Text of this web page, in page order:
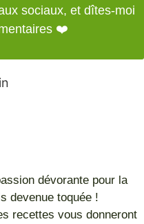
sociaux, et dîtes-moi
❤️
dévorante pour la
devenue toquée !
recettes vous donneront